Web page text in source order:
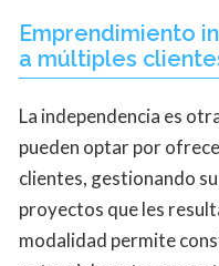
Emprendimiento
a múltiples
La independencia es
pueden optar por
clientes, gestionando
proyectos que les
modalidad permite